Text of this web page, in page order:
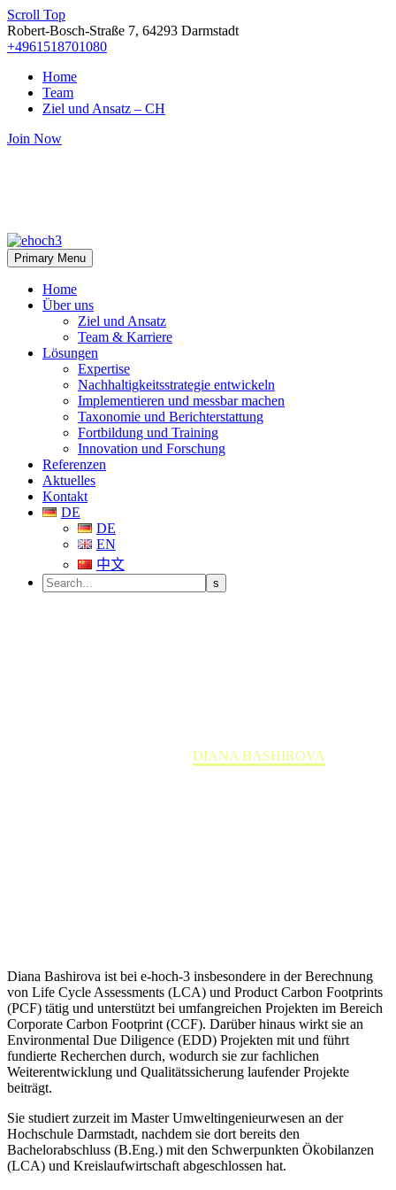
Scroll Top
Robert-Bosch-Straße 7, 64293 Darmstadt
+4961518701080
Home
Team
Ziel und Ansatz – CH
Join Now
Primary Menu
Home
Über uns
Ziel und Ansatz
Team & Karriere
Lösungen
Expertise
Nachhaltigkeitsstrategie entwickeln
Implementieren und messbar machen
Taxonomie und Berichterstattung
Fortbildung und Training
Innovation und Forschung
Referenzen
Aktuelles
Kontakt
DE
DE
EN
中文
DIANA BASHIROVA
Diana Bashirova ist bei e-hoch-3 insbesondere in der Berechnung
von Life Cycle Assessments (LCA) und Product Carbon Footprints
(PCF) tätig und unterstützt bei umfangreichen Projekten im Bereich
Corporate Carbon Footprint (CCF). Darüber hinaus wirkt sie an
Environmental Due Diligence (EDD) Projekten mit und führt
fundierte Recherchen durch, wodurch sie zur fachlichen
Weiterentwicklung und Qualitätssicherung laufender Projekte
beiträgt.
Sie studiert zurzeit im Master Umweltingenieurwesen an der
Hochschule Darmstadt, nachdem sie dort bereits den
Bachelorabschluss (B.Eng.) mit den Schwerpunkten Ökobilanzen
(LCA) und Kreislaufwirtschaft abgeschlossen hat.